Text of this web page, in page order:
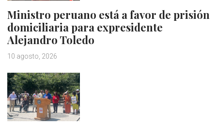
Ministro peruano está a favor de prisión
domiciliaria para expresidente
Alejandro Toledo
10 agosto, 2026